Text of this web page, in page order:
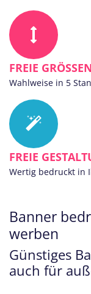
FREIE
Wahlweise in 5
FREIE
Wertig bedruckt in
Banner
werben
Günstiges
auch für